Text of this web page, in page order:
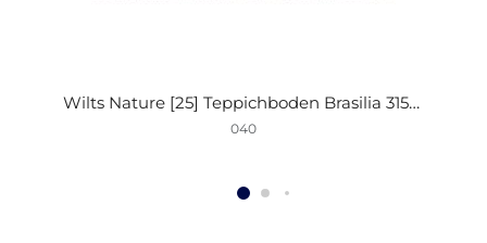
Wilts Nature [25] Teppichboden Brasilia 3150/B 040 anthrazit 400cm
040